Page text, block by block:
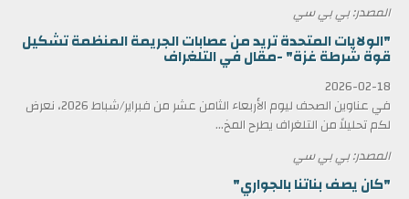
المصدر: بي بي سي
"الولايات المتحدة تريد من عصابات الجريمة المنظمة تشكيل
قوة شرطة غزة" -مقال في التلغراف
2026-02-18
في عناوين الصحف ليوم الأربعاء الثامن عشر من فبراير/شباط 2026، نعرض
لكم تحليلاً من التلغراف يطرح المخ...
المصدر: بي بي سي
"كان يصف بناتنا بالجواري"